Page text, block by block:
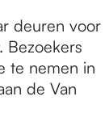
deuren voor
Bezoekers
te nemen in
de Van